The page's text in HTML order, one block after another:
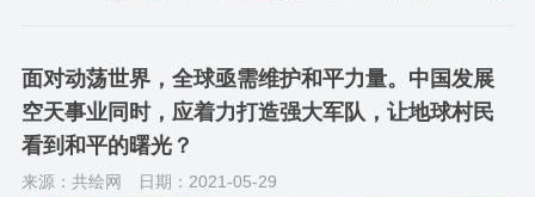
面对动荡世界，全球亟需维护和平力量。中国发展
空天事业同时，应着力打造强大军队，让地球村民
看到和平的曙光？
来源：共绘网 日期：2021-05-29